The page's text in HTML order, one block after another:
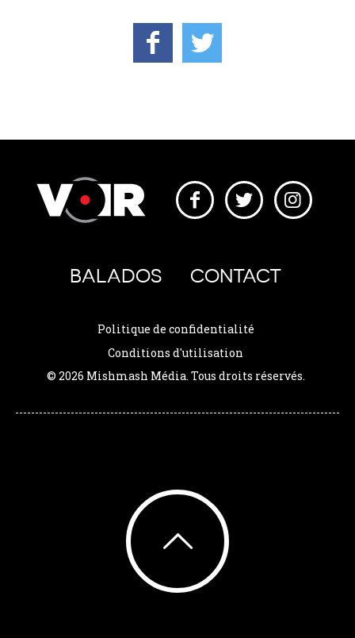
BALADOS CONTACT
Politique de confidentialité
Conditions d'utilisation
© 2026 Mishmash Média. Tous droits réservés.